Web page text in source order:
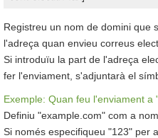
Registreu un nom de domini que
l'adreça quan envieu correus
Si introduïu la part de l'adreça
fer l'enviament, s'adjuntarà el
Exemple: Quan feu l'enviament a
Definiu "example.com" com a
Si només especifiqueu "123" per